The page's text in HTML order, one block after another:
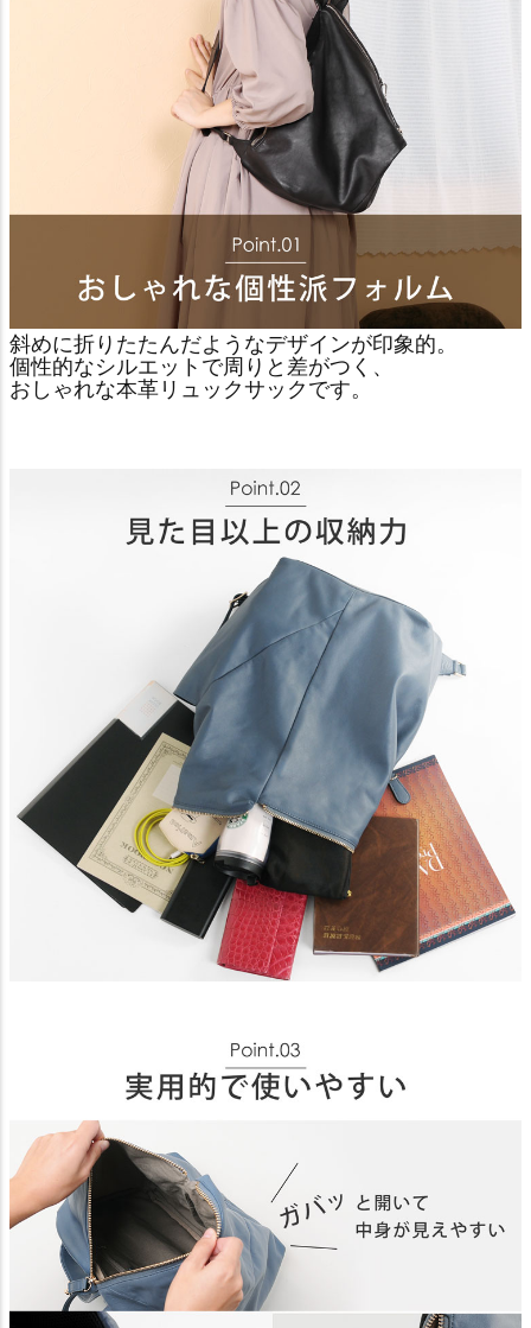
斜めに折りたたんだようなデザインが印象的。
個性的なシルエットで周りと差がつく、
おしゃれな本革リュックサックです。